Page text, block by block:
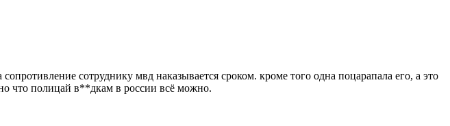
сотруднику мвд наказывается сроком. кроме того одна поцарапала его, а это
что полицай в**дкам в россии всё можно.